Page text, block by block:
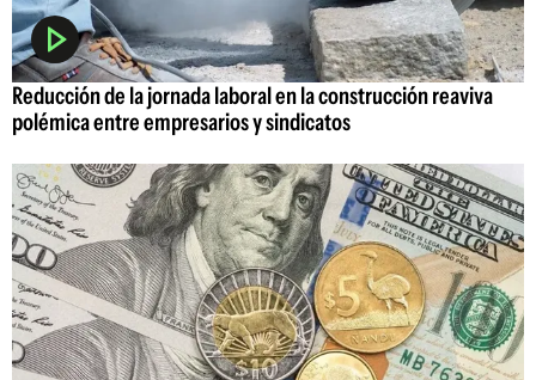
Reducción de la jornada laboral en la construcción reaviva
polémica entre empresarios y sindicatos